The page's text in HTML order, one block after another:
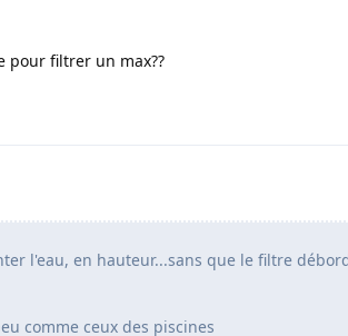
pour filtrer un max??
l'eau, en hauteur...sans que le filtre
comme ceux des piscines